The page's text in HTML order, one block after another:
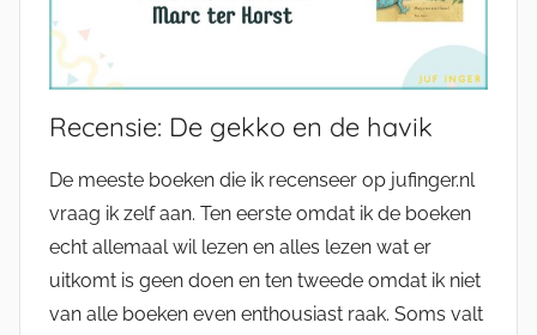
Recensie: De gekko en de havik
De meeste boeken die ik recenseer op jufinger.nl
vraag ik zelf aan. Ten eerste omdat ik de boeken
echt allemaal wil lezen en alles lezen wat er
uitkomt is geen doen en ten tweede omdat ik niet
van alle boeken even enthousiast raak. Soms valt